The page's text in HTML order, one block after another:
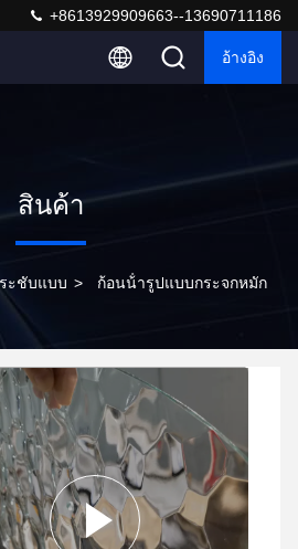
+8613929909663--13690711186
อ้างอิง
สินค้า
ะชับแบบ > ก้อนน้ํารูปแบบกระจกหมัก